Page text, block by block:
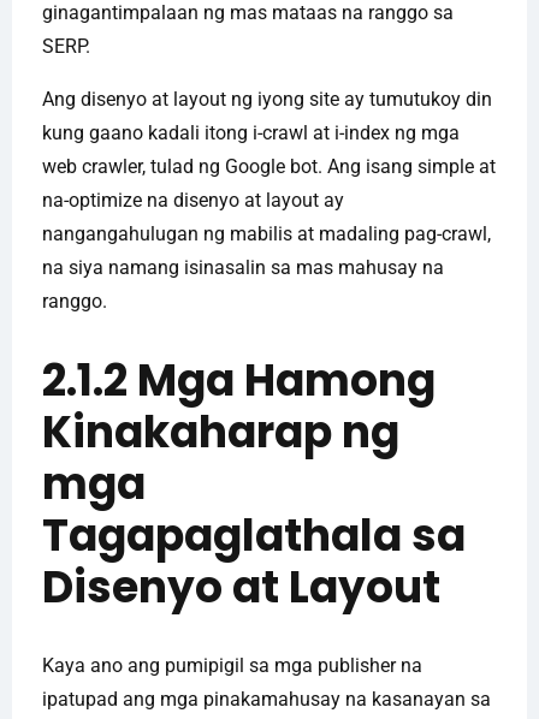
ginagantimpalaan ng mas mataas na ranggo sa
SERP.
Ang disenyo at layout ng iyong site ay tumutukoy din
kung gaano kadali itong i-crawl at i-index ng mga
web crawler, tulad ng Google bot. Ang isang simple at
na-optimize na disenyo at layout ay
nangangahulugan ng mabilis at madaling pag-crawl,
na siya namang isinasalin sa mas mahusay na
ranggo.
2.1.2 Mga Hamong
Kinakaharap ng
mga
Tagapaglathala sa
Disenyo at Layout
Kaya ano ang pumipigil sa mga publisher na
ipatupad ang mga pinakamahusay na kasanayan sa